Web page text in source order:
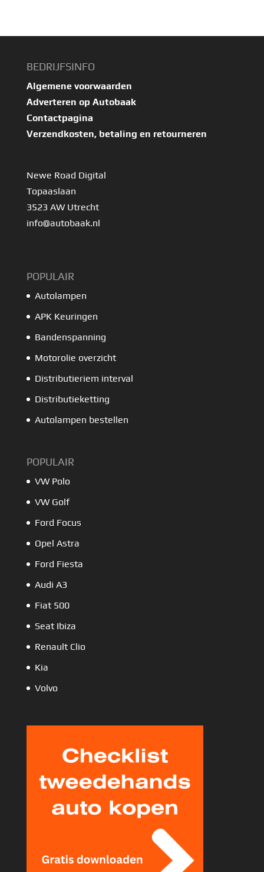
BEDRIJFSINFO
Algemene voorwaarden
Adverteren op Autobaak
Contactpagina
Verzendkosten, betaling en retourneren
Newe Road Digital
Topaaslaan
3523 AW Utrecht
info@autobaak.nl
POPULAIR
Autolampen
APK Keuringen
Bandenspanning
Motorolie overzicht
Distributieriem interval
Distributieketting
Autolampen bestellen
POPULAIR
VW Polo
VW Golf
Ford Focus
Opel Astra
Ford Fiesta
Audi A3
Fiat 500
Seat Ibiza
Renault Clio
Kia
Volvo